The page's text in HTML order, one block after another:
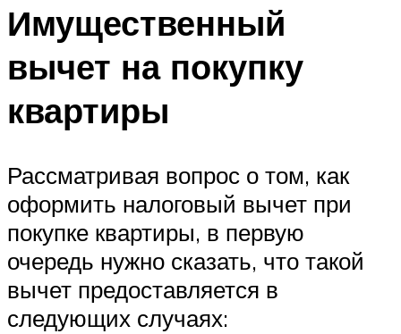
Имущественный
вычет на покупку
квартиры
Рассматривая вопрос о том, как
оформить налоговый вычет при
покупке квартиры, в первую
очередь нужно сказать, что такой
вычет предоставляется в
следующих случаях: